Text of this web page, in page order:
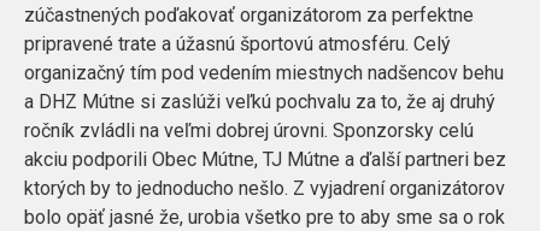
zúčastnených poďakovať organizátorom za perfektne
pripravené trate a úžasnú športovú atmosféru. Celý
organizačný tím pod vedením miestnych nadšencov behu
a DHZ Mútne si zaslúži veľkú pochvalu za to, že aj druhý
ročník zvládli na veľmi dobrej úrovni. Sponzorsky celú
akciu podporili Obec Mútne, TJ Mútne a ďalší partneri bez
ktorých by to jednoducho nešlo. Z vyjadrení organizátorov
bolo opäť jasné že, urobia všetko pre to aby sme sa o rok